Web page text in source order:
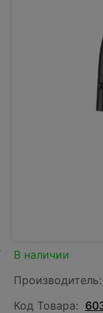
В наличии
Производитель:
Код Товара: